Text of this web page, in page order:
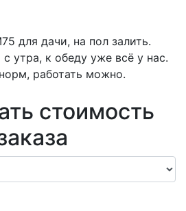
для дачи, на пол залить.
утра, к обеду уже всё у нас.
работать можно.
стоимость